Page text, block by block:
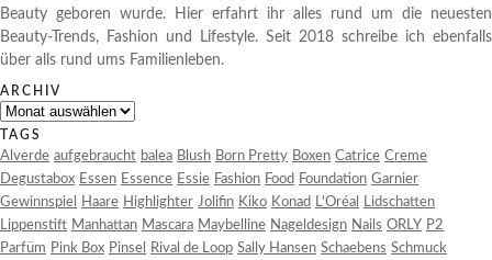
Beauty geboren wurde. Hier erfahrt ihr alles rund um die neuesten
Beauty-Trends, Fashion und Lifestyle. Seit 2018 schreibe ich ebenfalls
über alls rund ums Familienleben.
ARCHIV
Archiv
TAGS
Alverde aufgebraucht balea Blush Born Pretty Boxen Catrice Creme
Degustabox Essen Essence Essie Fashion Food Foundation Garnier
Gewinnspiel
Haare Highlighter Jolifin Kiko Konad L'Oréal
Lidschatten
Lippenstift Manhattan Mascara Maybelline Nageldesign Nails ORLY P2
Parfüm Pink Box Pinsel Rival de Loop Sally Hansen Schaebens Schmuck